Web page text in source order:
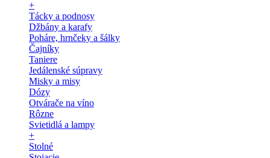
+
Tácky a podnosy
Džbány a karafy
Poháre, hrnčeky a šálky
Čajníky
Taniere
Jedálenské súpravy
Misky a misy
Dózy
Otvárače na víno
Rôzne
Svietidlá a lampy
+
Stolné